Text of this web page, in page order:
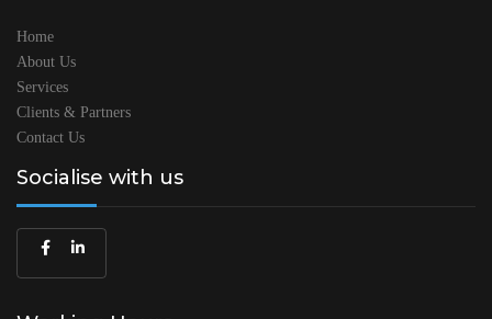
Home
About Us
Services
Clients & Partners
Contact Us
Socialise with us